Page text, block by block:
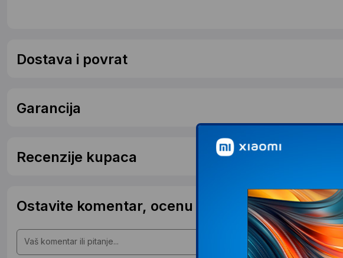
Dostava i povrat
Garancija
Recenzije kupaca
Ostavite komentar, ocenu ili postavite pitanje